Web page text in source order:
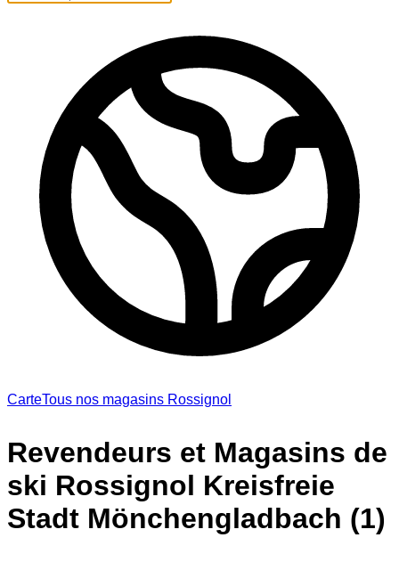
CarteTous nos magasins Rossignol
Revendeurs et Magasins de
ski Rossignol Kreisfreie
Stadt Mönchengladbach (1)